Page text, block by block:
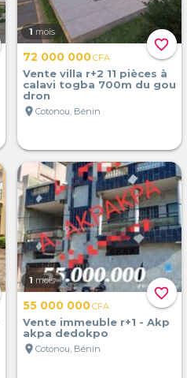
favorite_border
1 mois
72 000 000CFA
Vente villa r+2 11 pièces à
calavi togba 700m du gou
dron
location_on Cotonou, Bénin
favorite_border
1 mois
55 000 000CFA
Vente immeuble r+1 - Akp
akpa dedokpo
location_on Cotonou, Bénin